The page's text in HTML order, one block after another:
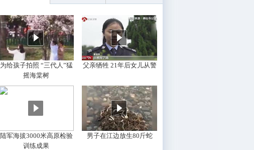
为给孩子拍照 “三代人”猛
摇海棠树
父亲牺牲 21年后女儿从警
陆军海拔3000米高原检验
训练成果
男子在江边放生80斤蛇